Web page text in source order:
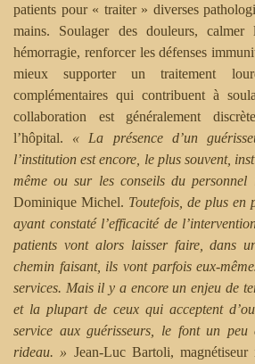
patients pour « traiter » diverses
mains. Soulager des douleurs, calmer
hémorragie, renforcer les défenses
mieux supporter un traitement
complémentaires qui contribuent à
collaboration est généralement
l’hôpital. « La présence d’un
l’institution est encore, le plus souvent,
même ou sur les conseils du personnel
Dominique Michel. Toutefois, de plus en
ayant constaté l’efficacité de
patients vont alors laisser faire, dans
chemin faisant, ils vont parfois eux-
services. Mais il y a encore un enjeu de
et la plupart de ceux qui acceptent
service aux guérisseurs, le font un
rideau. » Jean-Luc Bartoli,